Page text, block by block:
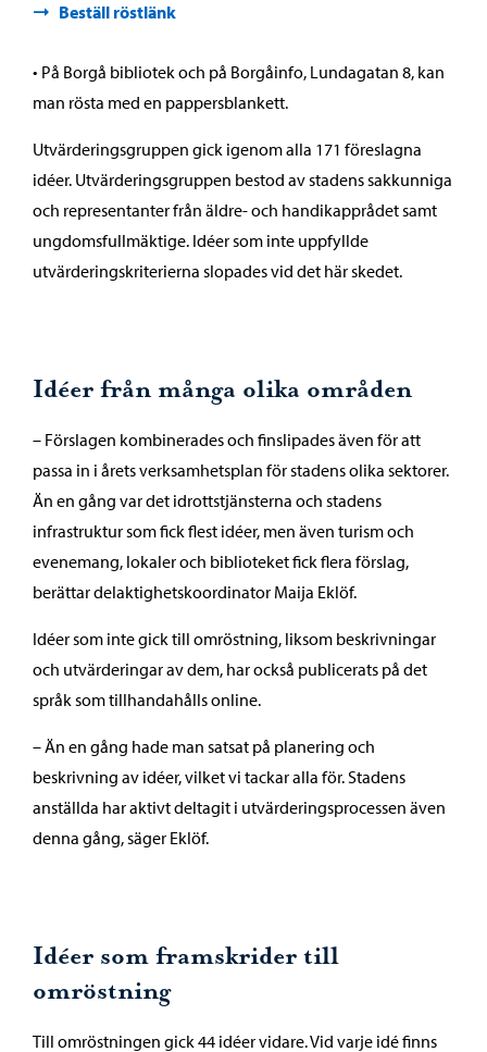
Beställ röstlänk
• På Borgå bibliotek och på Borgåinfo, Lundagatan 8, kan
man rösta med en pappersblankett.
Utvärderingsgruppen gick igenom alla 171 föreslagna
idéer. Utvärderingsgruppen bestod av stadens sakkunniga
och representanter från äldre- och handikapprådet samt
ungdomsfullmäktige. Idéer som inte uppfyllde
utvärderingskriterierna slopades vid det här skedet.
Idéer från många olika områden
– Förslagen kombinerades och finslipades även för att
passa in i årets verksamhetsplan för stadens olika sektorer.
Än en gång var det idrottstjänsterna och stadens
infrastruktur som fick flest idéer, men även turism och
evenemang, lokaler och biblioteket fick flera förslag,
berättar delaktighetskoordinator Maija Eklöf.
Idéer som inte gick till omröstning, liksom beskrivningar
och utvärderingar av dem, har också publicerats på det
språk som tillhandahålls online.
– Än en gång hade man satsat på planering och
beskrivning av idéer, vilket vi tackar alla för. Stadens
anställda har aktivt deltagit i utvärderingsprocessen även
denna gång, säger Eklöf.
Idéer som framskrider till
omröstning
Till omröstningen gick 44 idéer vidare. Vid varje idé finns